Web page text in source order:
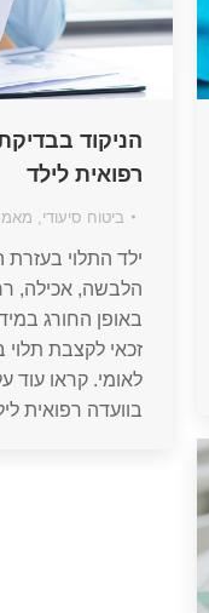
הניקוד
רפואית לילד
ביטוח סיעודי
ילד התלוי בעזרת
הלבשה, אכילה,
באופן החורג
זכאי לקצבת
לאומי. קראו עוד
בוועדה רפואית